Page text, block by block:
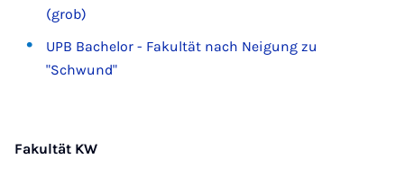
(grob)
UPB Bachelor - Fakultät nach Neigung zu
"Schwund"
Fakultät KW